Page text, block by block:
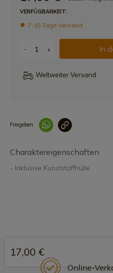
VERFÜGBARKEIT:
7-15 Tage Versand
- + In
Weltweiter Versand
Freigeben
Charaktereigenschaften
- Inklusive Kunststoffhülle.
17,00 €
Online-